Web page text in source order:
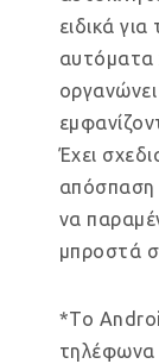
ειδικά
αυτόματα
Έχει
απόσπαση
να
μπροστά
*Το
τηλέφωνα